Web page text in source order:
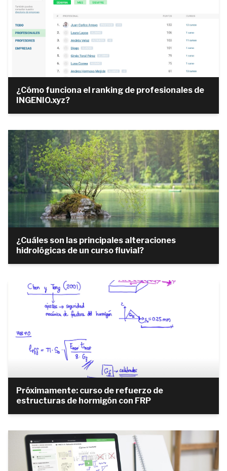
¿Cómo funciona el ranking de profesionales de
INGENIO.xyz?
¿Cuáles son las principales alteraciones
hidrológicas de un curso fluvial?
Próximamente: curso de refuerzo de
estructuras de hormigón con FRP